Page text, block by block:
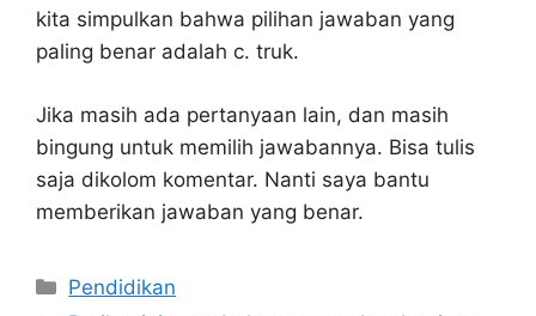
kita simpulkan bahwa pilihan jawaban yang
paling benar adalah c. truk.
Jika masih ada pertanyaan lain, dan masih
bingung untuk memilih jawabannya. Bisa tulis
saja dikolom komentar. Nanti saya bantu
memberikan jawaban yang benar.
Kategori
Pendidikan